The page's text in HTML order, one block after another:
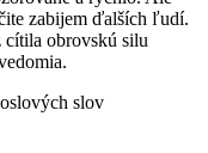
zabijem ďalších ľudí.
obrovskú silu
slov